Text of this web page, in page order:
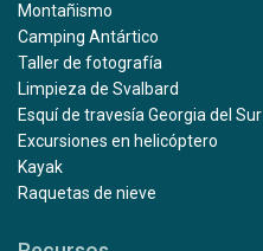
Montañismo
Camping Antártico
Taller de fotografía
Limpieza de Svalbard
Esquí de travesía Georgia del Sur
Excursiones en helicóptero
Kayak
Raquetas de nieve